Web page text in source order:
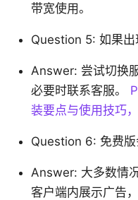
带宽使用。
Question 5: 如果出
Answer: 尝试切换
必要时联系客服。
装要点与使用技巧
Question 6: 免费版
Answer: 大多数情
客户端内展示广告